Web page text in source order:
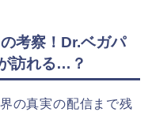
考察！Dr.ベガパ
訪れる…？
の真実の配信まで残